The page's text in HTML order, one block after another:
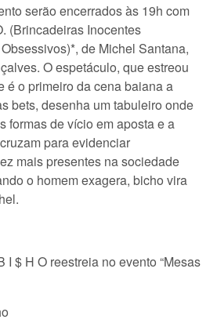
serão encerrados às 19h com
(Brincadeiras Inocentes
de Michel Santana,
O espetáculo, que estreou
é o primeiro da cena baiana a
bets, desenha um tabuleiro onde
formas de vício em aposta e a
para evidenciar
mais presentes na sociedade
o homem exagera, bicho vira
I $ H O reestreia no evento “Mesas